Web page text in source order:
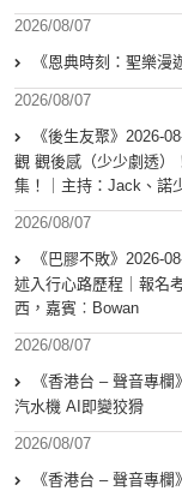
2026/08/07
《恩典時刻：聖樂
2026/08/07
《後生友聚》2026-
觀 觀後感（少少劇透）
集！｜主持：Jack、諾
2026/08/07
《巴膠不敗》2026-
述入行心路歷程｜報名
西，嘉賓︰Bowan
2026/08/07
《香港台 – 聲音專
汽水機 AI即變狡猾
2026/08/07
《香港台 – 聲音專